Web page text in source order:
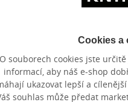
Cookies a
O souborech cookies jste
informací, aby náš e-shop
ukazovat lepší a
souhlas může předat